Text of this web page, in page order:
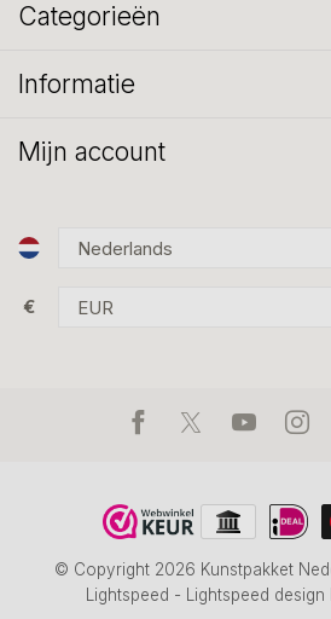
Categorieën
Informatie
Mijn account
€
© Copyright 2026 Kunstpakket
Lightspeed - Lightspeed design